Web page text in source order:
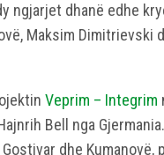
ngjarjet dhanë edhe
Maksim Dimitrievski
Veprim – Integrim
Bell nga
dhe Kumanovë,